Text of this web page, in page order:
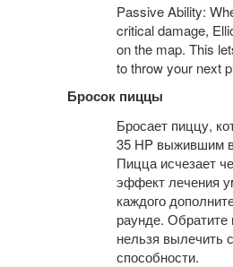
Passive Ability:
critical damage,
on the map. This
to throw your next
Бросок пиццы
Бросает пиццу,
35 HP выжившим
Пицца исчезает
эффект лечения
каждого
раунде. Обратите
нельзя вылечить
способности.